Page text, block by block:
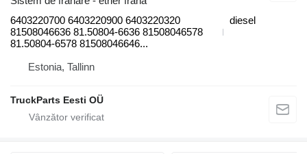
6403220700 6403220900 6403220320
81508046636 81.50804-6636 81508046578
81.50804-6578 81508046646...
diesel
Estonia, Tallinn
TruckParts Eesti OÜ